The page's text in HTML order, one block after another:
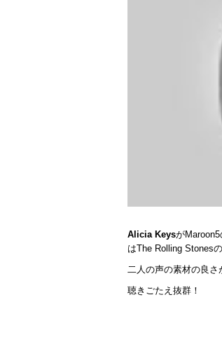
Alicia KeysがMaroon5
はThe Rolling Stones
二人の声の素材の良さ
聴きごたえ抜群！